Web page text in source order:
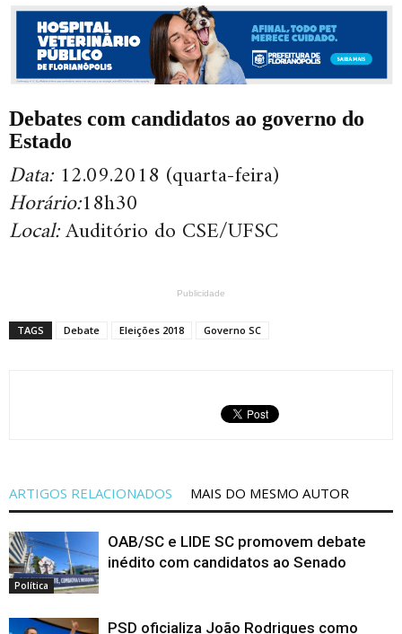
Debates com candidatos ao governo do
Estado
Data: 12.09.2018 (quarta-feira)
Horário:18h30
Local:Auditório do CSE/UFSC
Publicidade
TAGS Debate Eleições 2018 Governo SC
ARTIGOS RELACIONADOS MAIS DO MESMO AUTOR
Política
OAB/SC e LIDE SC promovem debate
inédito com candidatos ao Senado
PSD oficializa João Rodrigues como